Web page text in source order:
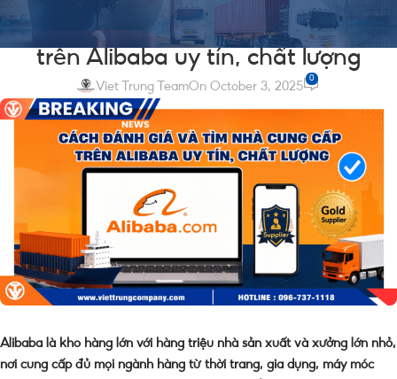
Cách đánh giá và tìm nhà cung cấp
trên Alibaba uy tín, chất lượng
Viet Trung TeamOn October 3, 2025
0
Alibaba là kho hàng lớn với hàng triệu nhà sản xuất và xưởng lớn nhỏ,
nơi cung cấp đủ mọi ngành hàng từ thời trang, gia dụng, máy móc